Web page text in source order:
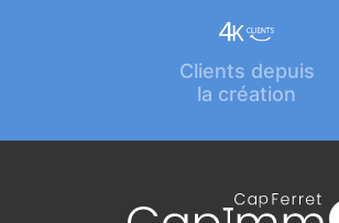
Clients depuis
la création